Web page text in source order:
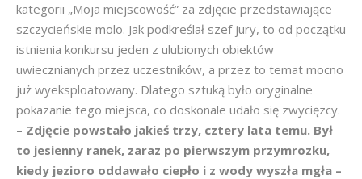
kategorii „Moja miejscowość” za zdjęcie przedstawiające
szczycieńskie molo. Jak podkreślał szef jury, to od początku
istnienia konkursu jeden z ulubionych obiektów
uwiecznianych przez uczestników, a przez to temat mocno
już wyeksploatowany. Dlatego sztuką było oryginalne
pokazanie tego miejsca, co doskonale udało się zwycięzcy.
– Zdjęcie powstało jakieś trzy, cztery lata temu. Był
to jesienny ranek, zaraz po pierwszym przymrozku,
kiedy jezioro oddawało ciepło i z wody wyszła mgła –